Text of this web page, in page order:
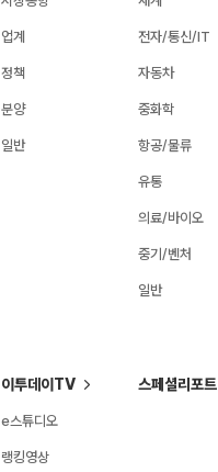
업계
정책
분양
일반
전자/통신/IT
자동차
중화학
항공/물류
유통
의료/바이오
중기/벤처
일반
이투데이TV
e스튜디오
랭킹영상
스페셜리포트